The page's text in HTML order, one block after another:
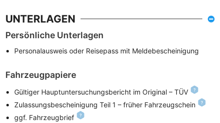
UNTERLAGEN
Persönliche Unterlagen
Personalausweis oder Reisepass mit Meldebescheinigung
Fahrzeugpapiere
Gültiger Hauptuntersuchungsbericht im Original – TÜV
Zulassungsbescheinigung Teil 1 – früher Fahrzeugschein
ggf. Fahrzeugbrief